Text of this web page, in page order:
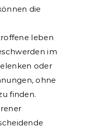
die
leben
im
oder
ohne
finden.